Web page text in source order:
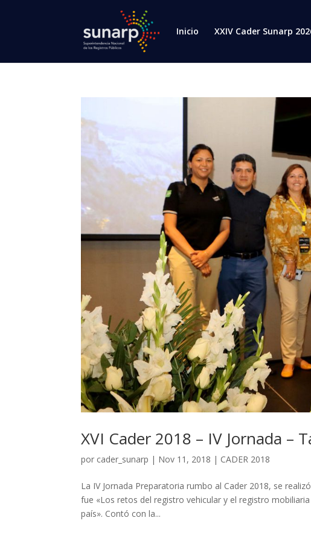
Inicio XXIV Cader Sunarp
XVI Cader 2018 – IV Jornada –
por cader_sunarp | Nov 11, 2018 | CADER 2018
La IV Jornada Preparatoria rumbo al Cader 2018, se
fue «Los retos del registro vehicular y el registro
país». Contó con la...